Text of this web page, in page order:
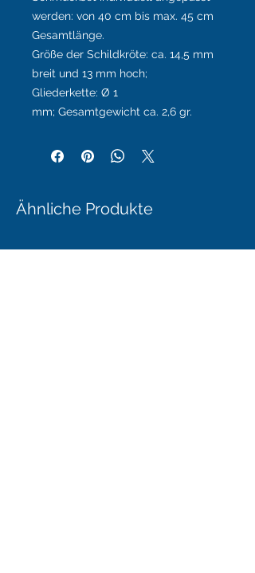
werden: von 40 cm bis max. 45 cm
Gesamtlänge.
Größe der Schildkröte: ca. 14,5 mm
breit und 13 mm hoch;
Gliederkette: Ø 1
mm; Gesamtgewicht ca. 2,6 gr.
Ähnliche Produkte